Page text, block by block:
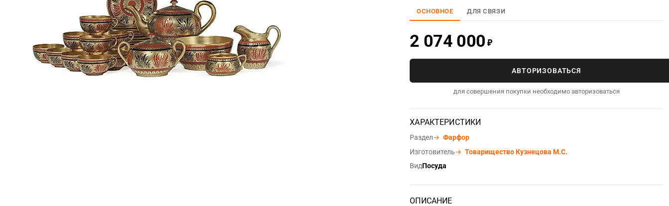
ОСНОВНОЕ ДЛЯ СВЯЗИ
2 074 000 ₽
АВТОРИЗОВАТЬСЯ
для совершения покупки необходимо авторизоваться
ХАРАКТЕРИСТИКИ
Раздел→ Фарфор
Изготовитель→ Товарищество Кузнецова М.С.
ВидПосуда
ОПИСАНИЕ